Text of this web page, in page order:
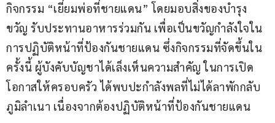
กิจกรรม “เยี่ยมพ่อที่ชายแดน” โดยมอบสิ่งของบำรุง
ขวัญ รับประทานอาหารร่วมกัน เพื่อเป็นขวัญกำลังใจใน
การปฏิบัติหน้าที่ป้องกันชายแดน ซึ่งกิจกรรมที่จัดขึ้นใน
ครั้งนี้ ผู้บังคับบัญชาได้เล็งเห็นความสำคัญ ในการเปิด
โอกาสให้ครอบครัว ได้พบปะกำลังพลที่ไม่ได้ลาพักกลับ
ภูมิลำเนา เนื่องจากต้องปฏิบัติหน้าที่ป้องกันชายแดน